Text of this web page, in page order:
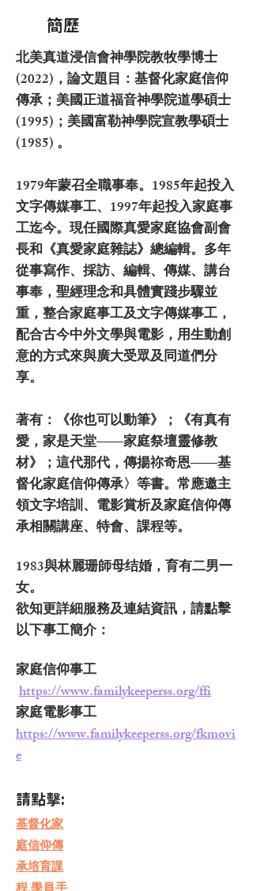
簡歷
北美真道浸信會神學院教牧學博士
(2022)，論文題目：基督化家庭信仰
傳承；美國正道福音神學院道學碩士
(1995)；美國富勒神學院宣教學碩士
(1985) 。
1979年蒙召全職事奉。1985年起投入
文字傳媒事工、1997年起投入家庭事
工迄今。現任國際真愛家庭協會副會
長和《真愛家庭雜誌》總編輯。多年
從事寫作、採訪、編輯、傳媒、講台
事奉，聖經理念和具體實踐步驟並
重，整合家庭事工及文字傳媒事工，
配合古今中外文學與電影，用生動創
意的方式來與廣大受眾及同道們分
享。
著有：《你也可以動筆》；《有真有
愛，家是天堂——家庭祭壇靈修教
材》；這代那代，傳揚祢奇恩——基
督化家庭信仰傳承〉等書。常應邀主
領文字培訓、電影賞析及家庭信仰傳
承相關講座、特會、課程等。
1983與林麗珊師母结婚，育有二男一
女。
欲知更詳細服務及連結資訊，請點擊
以下事工簡介：
家庭信仰事工
https://www.familykeeperss.org/ffi
家庭電影事工
https://www.familykeeperss.org/fkmovi
e
請點擊:
基督化家
庭信仰傳
承培育課